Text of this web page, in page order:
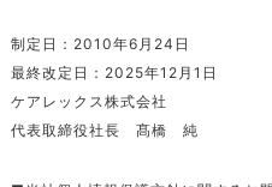
制定日：2010年6月24日
最終改定日：2025年12月1日
ケアレックス株式会社
代表取締役社長 髙橋 純